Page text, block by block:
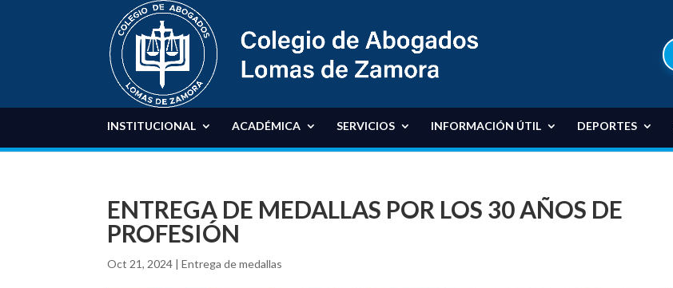
INSTITUCIONAL ACADÉMICA SERVICIOS INFORMACIÓN ÚTIL DEPORTES
ENTREGA DE MEDALLAS POR LOS 30 AÑOS DE
PROFESIÓN
Oct 21, 2024 |Entrega de medallas